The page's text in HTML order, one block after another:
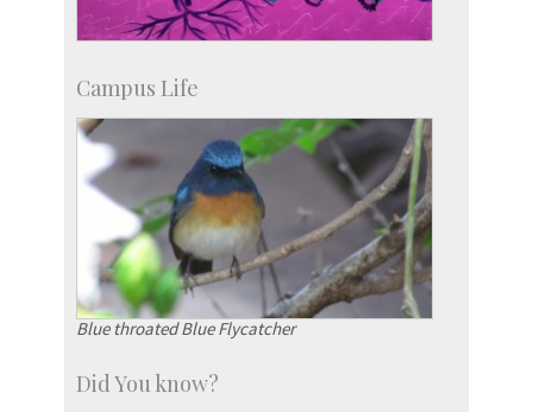
Campus Life
Blue throated Blue Flycatcher
Did You know?